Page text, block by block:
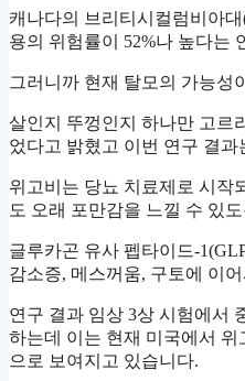
캐나다의 브리티시컬럼비아
용의 위험률이 52%나 높다는
그러니까 현재 탈모의 가능성
살인지 뚜껑인지 하나만 고르
었다고 밝혔고 이번 연구 결
위고비는 당뇨 치료제로 시작
도 오래 포만감을 느낄 수 있
글루카곤 유사 펩타이드-
감소증, 메스꺼움, 구토에 이
연구 결과 임상 3상 시험에서
하는데 이는 현재 미국에서
으로 보여지고 있습니다.